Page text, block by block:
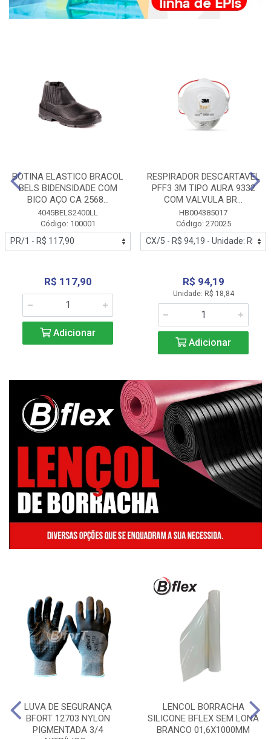
BOTINA ELASTICO BRACOL
BELS BIDENSIDADE COM
BICO AÇO CA 2568...
4045BELS2400LL
Código: 100001
R$ 117,90
Adicionar
RESPIRADOR DESCARTAVEL
PFF3 3M TIPO AURA 9332
COM VALVULA BR...
HB004385017
Código: 270025
R$ 94,19
Unidade: R$ 18,84
Adicionar
LUVA DE SEGURANÇA
BFORT 12703 NYLON
PIGMENTADA 3/4
LENCOL BORRACHA
SILICONE BFLEX SEM LONA
BRANCO 01,6X1000MM